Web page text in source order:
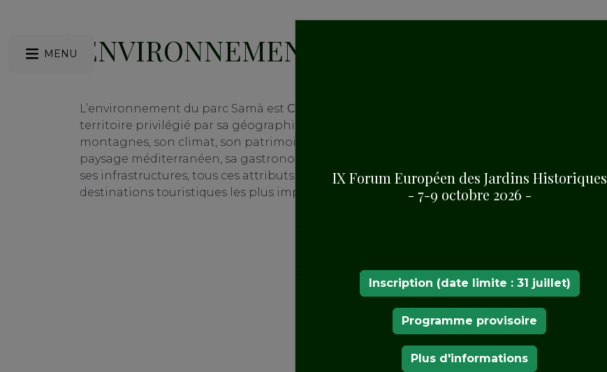
MENU ENVIRONNEMENT NATUREL
L’environnement du parc Samà est Cambrils
territoire privilégié par sa géographie, ses plages et ses
montagnes, son climat, son patrimoine culturel et naturel, son
paysage méditerranéen, sa gastronomie de première classe et
ses infrastructures, tous ces attributs en font une des
destinations touristiques les plus importantes en
Espagne.
NOS MEMBRES
IX Forum Européen des Jardins Historiques
- 7-9 octobre 2026 -
Inscription (date limite : 31 juillet)
Programme provisoire
Plus d'informations